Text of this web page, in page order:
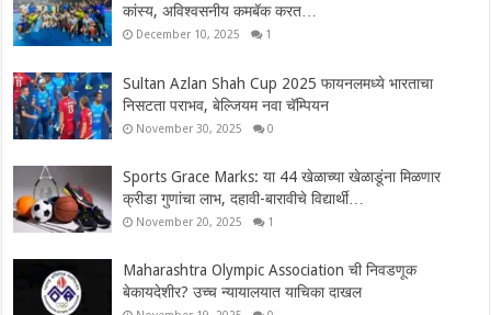
कांस्य, अविश्वसनीय कमबॅक करत…
December 10, 2025 1
Sultan Azlan Shah Cup 2025 फायनलमध्ये भारताचा
निसटता पराभव, बेल्जियम नवा चॅम्पियन
November 30, 2025 0
Sports Grace Marks: या 44 खेळाच्या खेळाडूंना मिळणार
क्रीडा गुणांचा लाभ, दहावी-बारावीचे विद्यार्थी…
November 20, 2025 1
Maharashtra Olympic Association ची निवडणूक
बेकायदेशीर? उच्च न्यायालयात याचिका दाखल